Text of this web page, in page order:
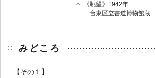
《眺望》1942年
台東区立書道博物館蔵
みどころ
【その１】